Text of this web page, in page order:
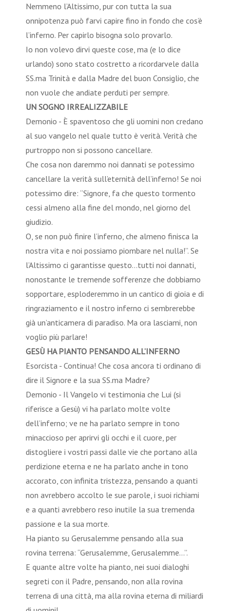
Nemmeno l’Altissimo, pur con tutta la sua
onnipotenza può farvi capire fino in fondo che cos’è
l’inferno. Per capirlo bisogna solo provarlo.
Io non volevo dirvi queste cose, ma (e lo dice
urlando) sono stato costretto a ricordarvele dalla
SS.ma Trinità e dalla Madre del buon Consiglio, che
non vuole che andiate perduti per sempre.
UN SOGNO IRREALIZZABILE
Demonio - È spaventoso che gli uomini non credano
al suo vangelo nel quale tutto è verità. Verità che
purtroppo non si possono cancellare.
Che cosa non daremmo noi dannati se potessimo
cancellare la verità sull’eternità dell’inferno! Se noi
potessimo dire: “Signore, fa che questo tormento
cessi almeno alla fine del mondo, nel giorno del
giudizio.
O, se non può finire l’inferno, che almeno finisca la
nostra vita e noi possiamo piombare nel nulla!”. Se
l’Altissimo ci garantisse questo…tutti noi dannati,
nonostante le tremende sofferenze che dobbiamo
sopportare, esploderemmo in un cantico di gioia e di
ringraziamento e il nostro inferno ci sembrerebbe
già un’anticamera di paradiso. Ma ora lasciami, non
voglio più parlare!
GESÙ HA PIANTO PENSANDO ALL’INFERNO
Esorcista - Continua! Che cosa ancora ti ordinano di
dire il Signore e la sua SS.ma Madre?
Demonio - Il Vangelo vi testimonia che Lui (si
riferisce a Gesù) vi ha parlato molte volte
dell’inferno; ve ne ha parlato sempre in tono
minaccioso per aprirvi gli occhi e il cuore, per
distogliere i vostri passi dalle vie che portano alla
perdizione eterna e ne ha parlato anche in tono
accorato, con infinita tristezza, pensando a quanti
non avrebbero accolto le sue parole, i suoi richiami
e a quanti avrebbero reso inutile la sua tremenda
passione e la sua morte.
Ha pianto su Gerusalemme pensando alla sua
rovina terrena: “Gerusalemme, Gerusalemme…”.
E quante altre volte ha pianto, nei suoi dialoghi
segreti con il Padre, pensando, non alla rovina
terrena di una città, ma alla rovina eterna di miliardi